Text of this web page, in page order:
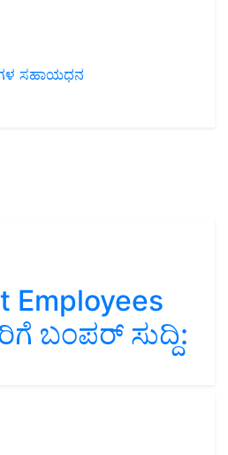
ಸಹಾಯಧನ
Employees
ಬಂಪರ್‌ ಸುದ್ದಿ: